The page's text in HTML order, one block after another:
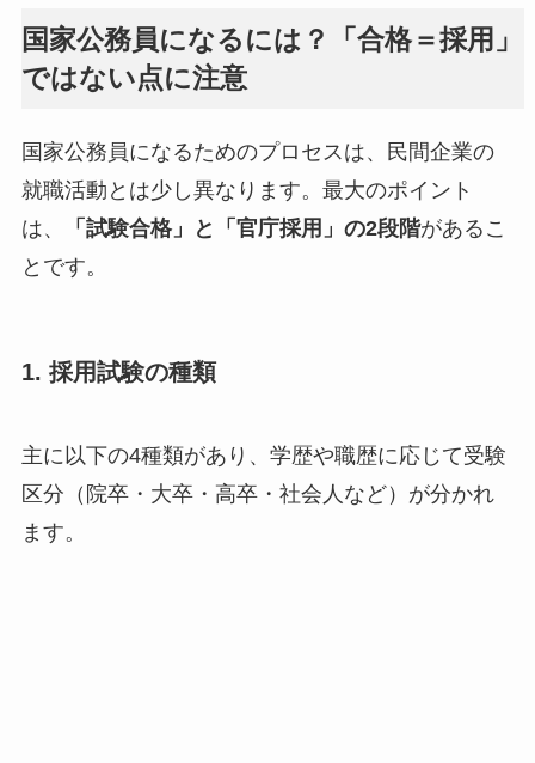
国家公務員になるには？「合格＝採用」
ではない点に注意
国家公務員になるためのプロセスは、民間企業の
就職活動とは少し異なります。最大のポイント
は、
「試験合格」と「官庁採用」の2段階があるこ
とです。
1. 採用試験の種類
主に以下の4種類があり、学歴や職歴に応じて受験
区分（院卒・大卒・高卒・社会人など）が分かれ
ます。